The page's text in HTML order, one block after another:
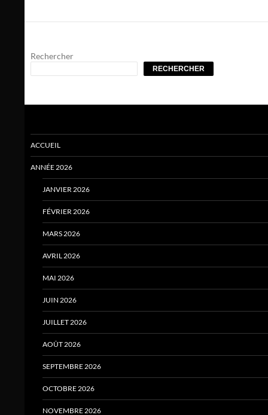
Rechercher
RECHERCHER
ACCUEIL
ANNÉE 2026
JANVIER 2026
FÉVRIER 2026
MARS 2026
AVRIL 2026
MAI 2026
JUIN 2026
JUILLET 2026
AOÛT 2026
SEPTEMBRE 2026
OCTOBRE 2026
NOVEMBRE 2026